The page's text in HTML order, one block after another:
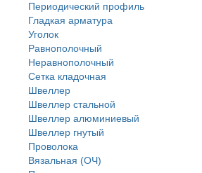
Периодический профиль
Гладкая арматура
Уголок
Равнополочный
Неравнополочный
Сетка кладочная
Швеллер
Швеллер стальной
Швеллер алюминиевый
Швеллер гнутый
Проволока
Вязальная (ОЧ)